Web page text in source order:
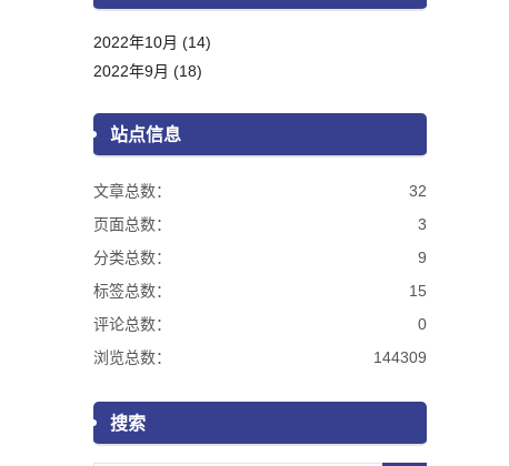
2022年10月 (14)
2022年9月 (18)
站点信息
文章总数：
32
页面总数：
3
分类总数：
9
标签总数：
15
评论总数：
0
浏览总数：
144309
搜索